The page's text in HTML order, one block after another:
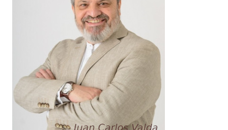
*
Guarda mi nombre, correo electrónico y web en
este navegador para la próxima vez que
comente.
Este sitio esta protegido por
reCAPTCHA y laPolítica de
privacidady losTérminos del servicio
de Google se aplican.